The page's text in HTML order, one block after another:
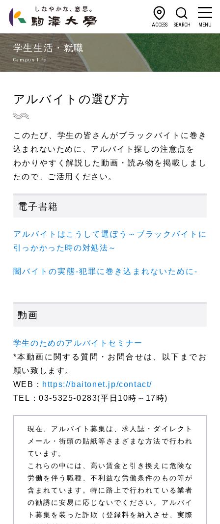
ACCESS SEARCH MENU
学生生活・就職
Campus life
アルバイトの選び方
このたび、学生の皆さんがブラックバイトに巻き
込まれないために、アルバイト探しの注意点を
わかりやすく解説した動画・読み物を掲載しまし
たので、ご活用ください。
電子書籍
アルバイトはこうして選ぼう～ブラックバイトに
引っかかった時の対処法～
闇バイトの実態-犯罪に巻き込まれないために-
動画
学生のためのアルバイトセミナー
*本動画に関する質問・お問合せは、以下までお
願い致します。
WEB： https://baitonet.jp/contact/
TEL：03-5325-0283(平日10時～17時)
現在、アルバイト募集は、求人誌・ダイレクト
メール・街頭の貼紙等さまざまな方法で行われ
ています。
これらの中には、高い賃金と引き換えに危険な
労働を伴う職種、不利益な労働条件のもの等が
含まれています。特に路上で行われている業者
の勧誘に安易に応じないでください。アルバイ
ト募集を装った詐欺（登録料を納入させ、実際